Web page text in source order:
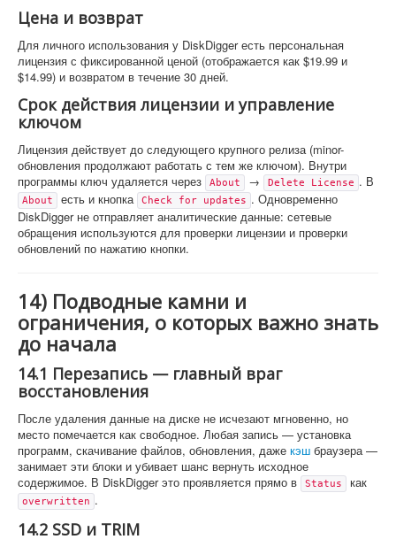
Цена и возврат
Для личного использования у DiskDigger есть персональная
лицензия с фиксированной ценой (отображается как $19.99 и
$14.99) и возвратом в течение 30 дней.
Срок действия лицензии и управление
ключом
Лицензия действует до следующего крупного релиза (minor-
обновления продолжают работать с тем же ключом). Внутри
программы ключ удаляется через
About → Delete License . В
About есть и кнопка Check for updates . Одновременно
DiskDigger не отправляет аналитические данные: сетевые
обращения используются для проверки лицензии и проверки
обновлений по нажатию кнопки.
14) Подводные камни и
ограничения, о которых важно знать
до начала
14.1 Перезапись — главный враг
восстановления
После удаления данные на диске не исчезают мгновенно, но
место помечается как свободное. Любая запись — установка
программ, скачивание файлов, обновления, даже кэш браузера —
занимает эти блоки и убивает шанс вернуть исходное
содержимое. В DiskDigger это проявляется прямо в
Status как
overwritten .
14.2 SSD и TRIM